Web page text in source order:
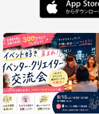
木
8/20
金
8/21
8/26 8/27
火
9/1
水
9/2